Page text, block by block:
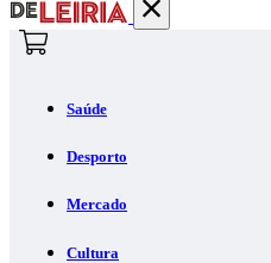
Saúde
Desporto
Mercado
Cultura